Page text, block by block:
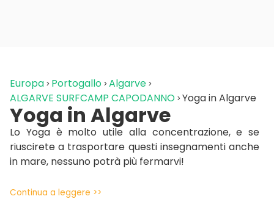
Europa Portogallo Algarve
ALGARVE SURFCAMP CAPODANNO Yoga in Algarve
Yoga in Algarve
Lo Yoga è molto utile alla concentrazione, e se
riuscirete a trasportare questi insegnamenti anche
in mare, nessuno potrà più fermarvi!
Continua a leggere >>